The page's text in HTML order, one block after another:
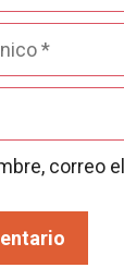
correo